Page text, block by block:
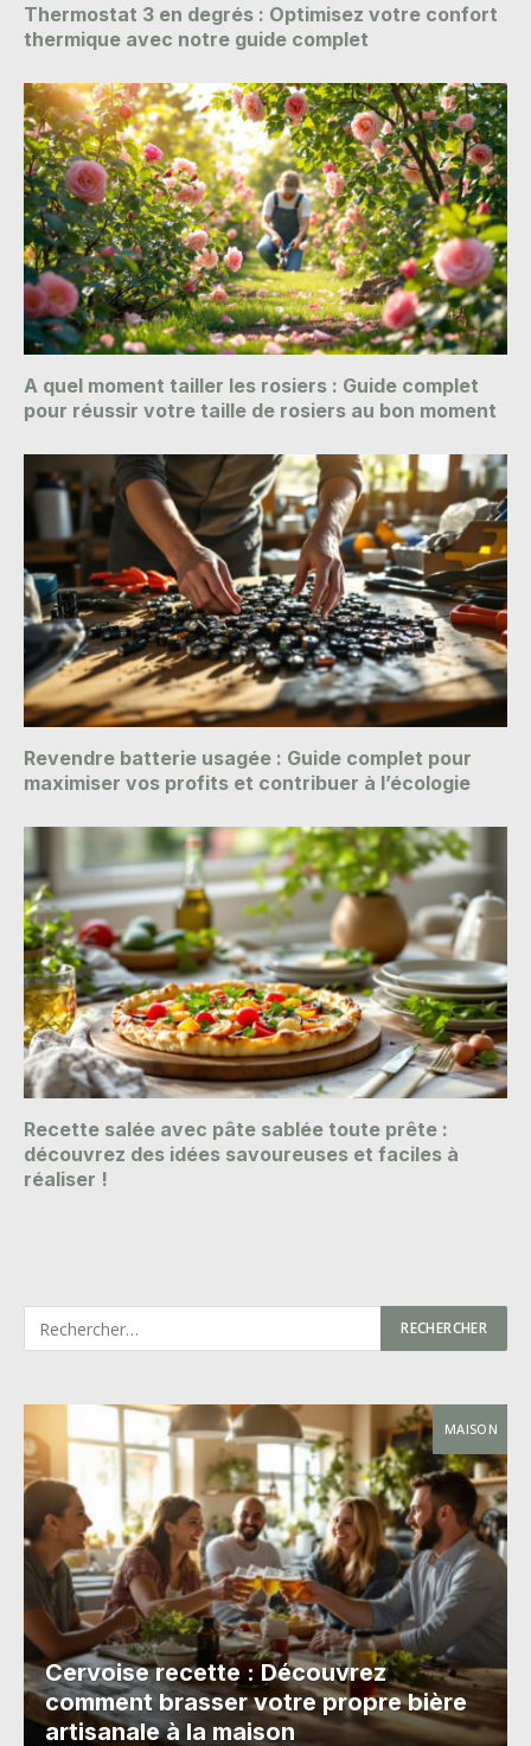
Thermostat 3 en degrés : Optimisez votre confort
thermique avec notre guide complet
A quel moment tailler les rosiers : Guide complet
pour réussir votre taille de rosiers au bon moment
Revendre batterie usagée : Guide complet pour
maximiser vos profits et contribuer à l’écologie
Recette salée avec pâte sablée toute prête :
découvrez des idées savoureuses et faciles à
réaliser !
MAISON
Cervoise recette : Découvrez
comment brasser votre propre bière
artisanale à la maison